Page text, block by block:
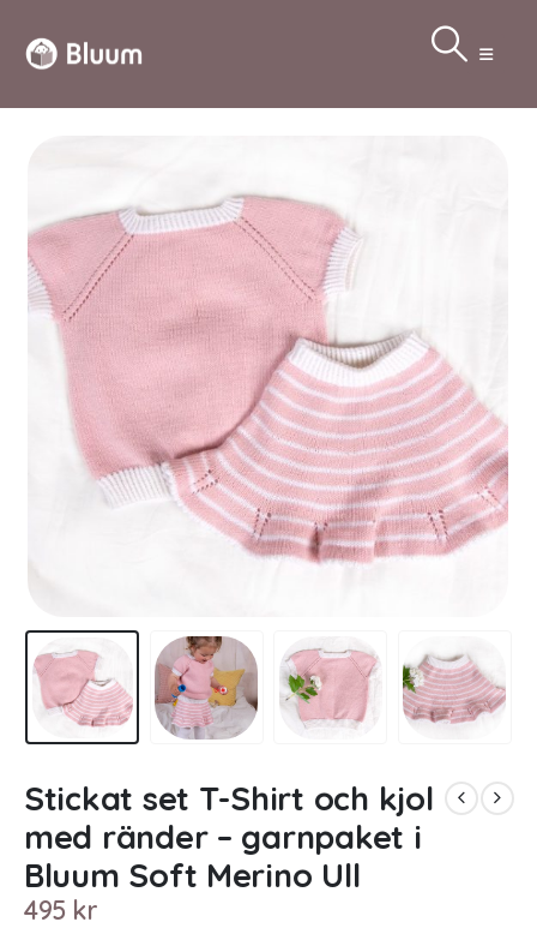
Stickat set T-Shirt och kjol
med ränder – garnpaket i
Bluum Soft Merino Ull
495 kr